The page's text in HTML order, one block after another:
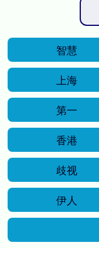
智慧
上海
第一
香港
歧视
伊人